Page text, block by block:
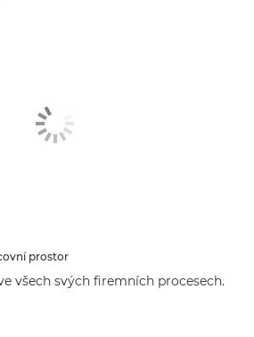
prostor
všech svých firemních procesech.